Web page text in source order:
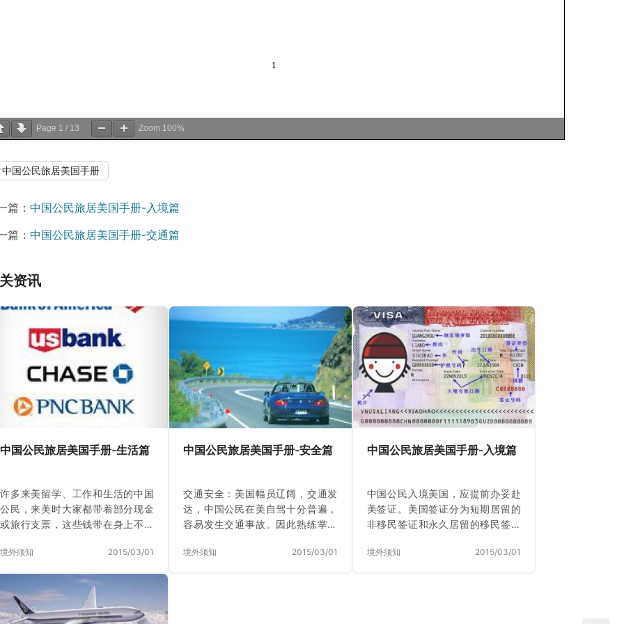
Page 1 / 13 Zoom 100%
中国公民旅居美国手册
篇： 中国公民旅居美国手册-入境篇
篇： 中国公民旅居美国手册-交通篇
资讯
中国公民旅居美国手册-生活篇
许多来美留学、工作和生活的中国
公民，来美时大家都带着部分现金
或旅行支票，这些钱带在身上不方
务大部分是通过信用卡或支票、借
美国生活的第一个问题就是尽快申
请一个银行账户，并办理一个借记
卡和信用卡。
境外须知 2015/03/01
中国公民旅居美国手册-安全篇
交通安全：美国幅员辽阔，交通发
达，中国公民在美自驾十分普遍，
容易发生交通事故。因此熟练掌握
民赴美后必须面对的问题。要做到
境外须知 2015/03/01
中国公民旅居美国手册-入境篇
中国公民入境美国，应提前办妥赴
美签证。美国签证分为短期居留的
非移民签证和永久居留的移民签证
证类别主要包括：商务（B1）、旅
境外须知 2015/03/01